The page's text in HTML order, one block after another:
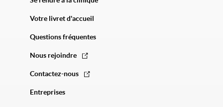
Votre livret d'accueil
Questions fréquentes
Nous rejoindre
Contactez-nous
Entreprises